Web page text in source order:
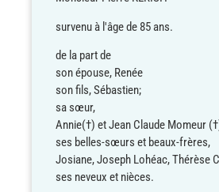
survenu à l'âge de 85 ans.
de la part de
son épouse, Renée
son fils, Sébastien;
sa sœur,
Annie(†) et Jean Claude Momeur
ses belles-sœurs et beaux-frères,
Josiane, Joseph Lohéac, Thérèse
ses neveux et nièces.